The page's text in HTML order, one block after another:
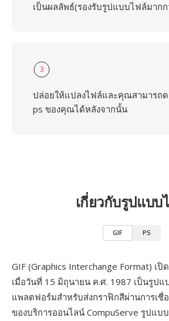
เป็นผลลัพธ์(รองรับรูปแบบไฟล์มาก
3
ปล่อยให้แปลงไฟล์และคุณสามารถ
ps ของคุณได้หลังจากนั้น
เกี่ยวกับรูปแบบ
GIF PS
GIF (Graphics Interchange Format) เปิ
เมื่อวันที่ 15 มิถุนายน ค.ศ. 1987 เป็นรูป
แพลตฟอร์มสำหรับส่งกราฟิกสีผ่านการเชื่
ของบริการออนไลน์ CompuServe รูปแ